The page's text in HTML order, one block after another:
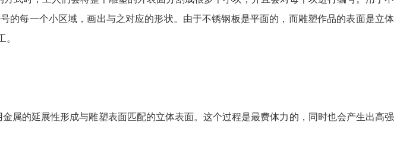
每一个小区域，画出与之对应的形状。由于不锈钢板是平面的，而雕塑作品的表面是立体
属的延展性形成与雕塑表面匹配的立体表面。这个过程是最费体力的，同时也会产生出高强